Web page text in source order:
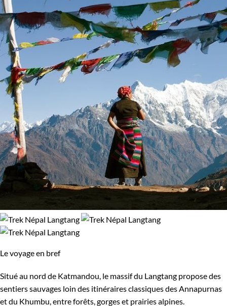
Le voyage en bref
Situé au nord de Katmandou, le massif du Langtang propose des
sentiers sauvages loin des itinéraires classiques des Annapurnas
et du Khumbu, entre forêts, gorges et prairies alpines.